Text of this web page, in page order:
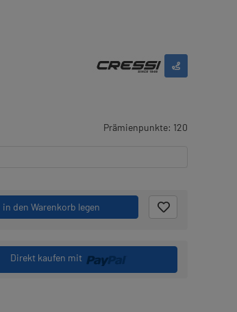
Prämienpunkte: 120
in den Warenkorb legen
Direkt kaufen mit